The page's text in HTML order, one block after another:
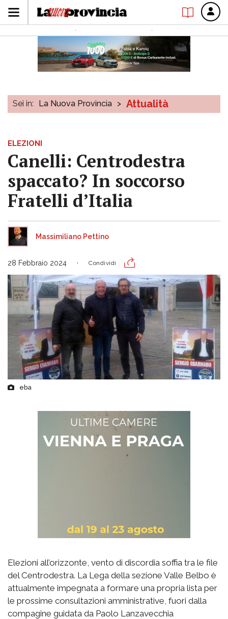
Sei in: La Nuova Provincia > Attualità
ELEZIONI
Canelli: Centrodestra
spaccato? In soccorso
Fratelli d’Italia
Massimiliano Pettino
28 Febbraio 2024 Condividi
eba
Elezioni all’orizzonte, vento di discordia soffia tra le file
del Centrodestra. La Lega della sezione Valle Belbo è
attualmente impegnata a formare una propria lista per
le prossime consultazioni amministrative, fuori dalla
compagine guidata da Paolo Lanzavecchia